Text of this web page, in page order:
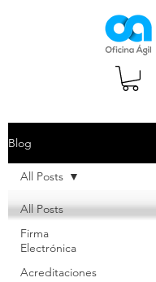
Blog
All Posts
Firma
Electrónica
Acreditaciones
All Posts